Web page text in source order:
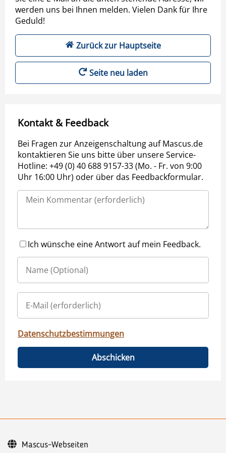
werden uns bei Ihnen melden. Vielen Dank für Ihre
Geduld!
Zurück zur Hauptseite
Seite neu laden
Kontakt & Feedback
Bei Fragen zur Anzeigenschaltung auf Mascus.de
kontaktieren Sie uns bitte über unsere Service-
Hotline: +49 (0) 40 688 9157-33 (Mo. - Fr. von 9:00
Uhr 16:00 Uhr) oder über das Feedbackformular.
Ich wünsche eine Antwort auf mein Feedback.
Datenschutzbestimmungen
Abschicken
Mascus-Webseiten